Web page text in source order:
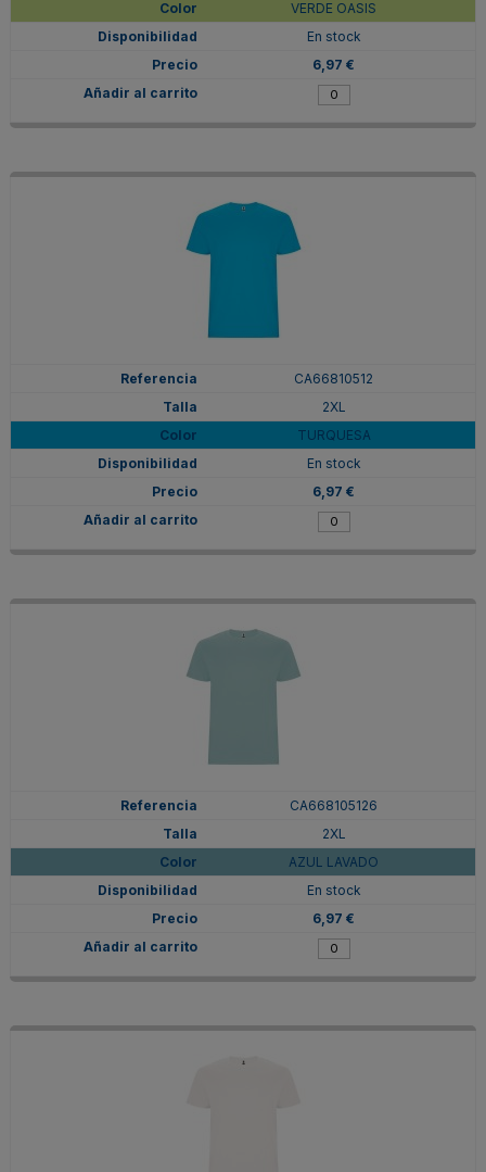
VERDE OASIS
En stock
6,97 €
CA66810512
2XL
TURQUESA
En stock
6,97 €
CA668105126
2XL
AZUL LAVADO
En stock
6,97 €